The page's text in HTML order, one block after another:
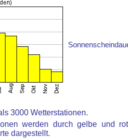
3000 Wetterstationen.
werden durch gelbe und
dargestellt.